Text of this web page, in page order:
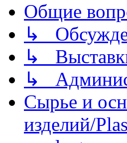
Общие
↳
↳
↳
Сырье и
изделий/